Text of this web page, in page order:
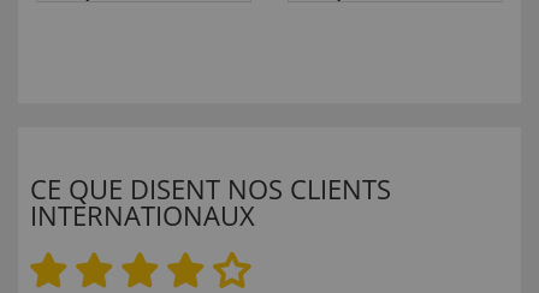
CE QUE DISENT NOS CLIENTS
INTERNATIONAUX